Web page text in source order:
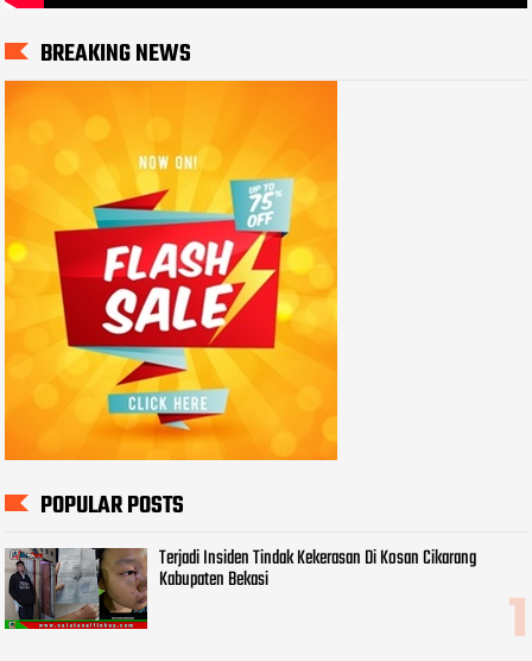
BREAKING NEWS
POPULAR POSTS
Terjadi Insiden Tindak Kekerasan Di Kosan Cikarang
Kabupaten Bekasi